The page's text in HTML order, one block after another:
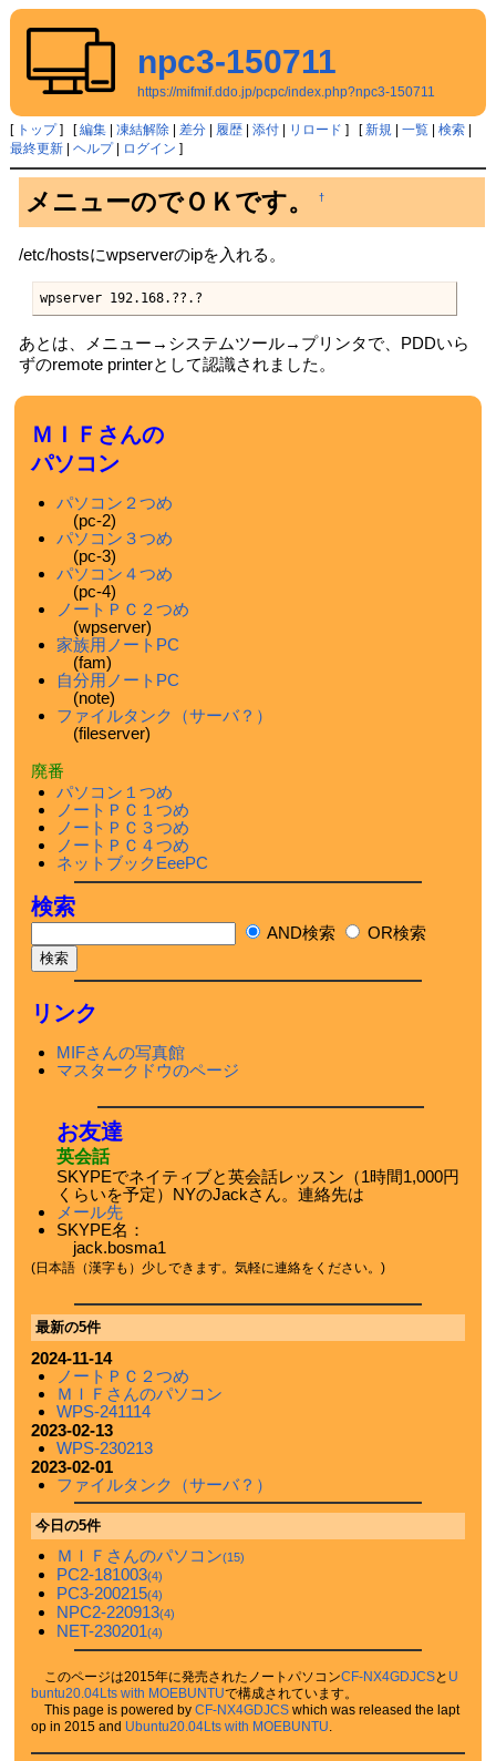
npc3-150711
https://mifmif.ddo.jp/pcpc/index.php?npc3-150711
[ トップ] [編集| 凍結解除| 差分| 履歴| 添付| リロード ] [新規| 一覧| 検索|
最終更新| ヘルプ| ログイン ]
メニューのでＯＫです。 †
/etc/hostsにwpserverのipを入れる。
wpserver 192.168.??.?
あとは、メニュー→システムツール→プリンタで、PDDいら
ずのremote printerとして認識されました。
ＭＩＦさんの
パソコン
パソコン２つめ
(pc-2)
パソコン３つめ
(pc-3)
パソコン４つめ
(pc-4)
ノートＰＣ２つめ
(wpserver)
家族用ノートPC
(fam)
自分用ノートPC
(note)
ファイルタンク（サーバ？）
(fileserver)
廃番
パソコン１つめ
ノートＰＣ１つめ
ノートＰＣ３つめ
ノートＰＣ４つめ
ネットブックEeePC
検索
AND検索 OR検索
リンク
MIFさんの写真館
マスタークドウのページ
お友達
英会話
SKYPEでネイティブと英会話レッスン（1時間1,000円
くらいを予定）NYのJackさん。連絡先は
メール先
SKYPE名：
jack.bosma1
(日本語（漢字も）少しできます。気軽に連絡をください。)
最新の5件
2024-11-14
ノートＰＣ２つめ
ＭＩＦさんのパソコン
WPS-241114
2023-02-13
WPS-230213
2023-02-01
ファイルタンク（サーバ？）
今日の5件
ＭＩＦさんのパソコン(15)
PC2-181003(4)
PC3-200215(4)
NPC2-220913(4)
NET-230201(4)
このページは2015年に発売されたノートパソコンCF-NX4GDJCSと U
buntu20.04Lts with MOEBUNTUで構成されています。
This page is powered by CF-NX4GDJCSwhich was released the lapt
op in 2015 and Ubuntu20.04Lts with MOEBUNTU